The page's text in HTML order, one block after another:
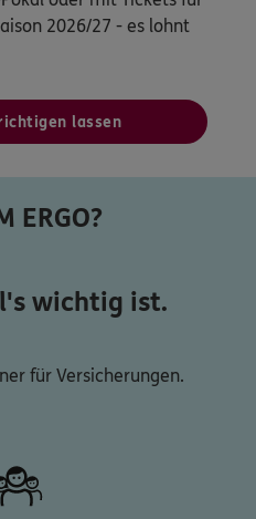
2026/27 - es lohnt
lassen
ERGO?
wichtig ist.
für Versicherungen.